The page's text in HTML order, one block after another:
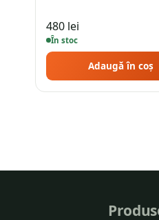
480 lei
În stoc
Adaugă în coș